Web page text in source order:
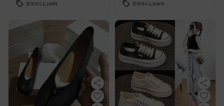
판매개수1,244개 판매개수1,030개